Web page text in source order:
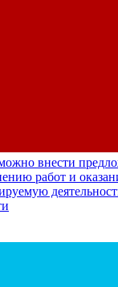
внести
работ и